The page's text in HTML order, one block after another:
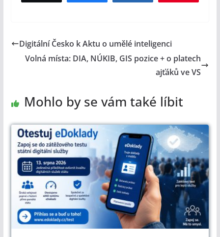
Digitální Česko k Aktu o umělé inteligenci
Volná místa: DIA, NÚKIB, GIS pozice + o platech
ajťáků ve VS
Mohlo by se vám také líbit